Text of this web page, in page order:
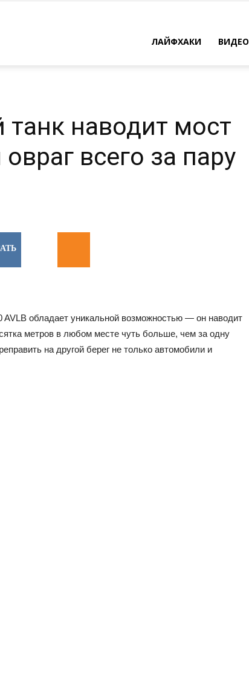
ЛАЙФХАКИ ВИДЕО
наводит мост
всего за пару
обладает уникальной возможностью — он наводит
метров в любом месте чуть больше, чем за одну
на другой берег не только автомобили и